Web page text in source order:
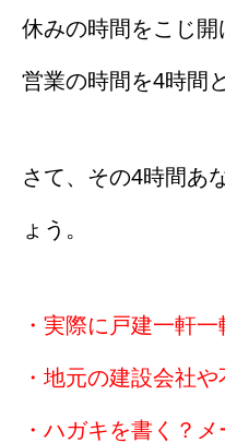
休みの時間をこじ
営業の時間を4時間
さて、その4時間あ
ょう。
・実際に戸建一軒
・地元の建設会社
・ハガキを書く？